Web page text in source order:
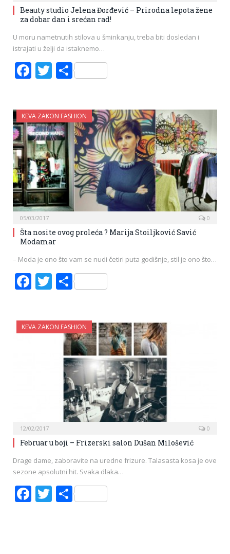
Beauty studio Jelena Đorđević – Prirodna lepota žene
za dobar dan i srećan rad!
U moru nametnutih stilova u šminkanju, treba biti dosledan i
istrajati u želji da istaknemo…
Facebook
Twitter
Share
KEVA ZAKON FASHION
05/03/2017 0
Šta nosite ovog proleća ? Marija Stoiljković Savić
Modamar
– Moda je ono što vam se nudi četiri puta godišnje, stil je ono što…
Facebook
Twitter
Share
KEVA ZAKON FASHION
12/02/2017 0
Februar u boji – Frizerski salon Dušan Milošević
Drage dame, zaboravite na uredne frizure. Talasasta kosa je ove
sezone apsolutni hit. Svaka dlaka…
Facebook
Twitter
Share